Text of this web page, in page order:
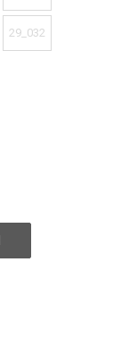
29_032